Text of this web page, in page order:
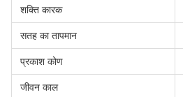
शक्ति कारक
सतह का तापमान
प्रकाश कोण
जीवन काल